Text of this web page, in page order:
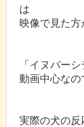
は
映像で見た方
「イヌバー
動画中心なの
実際の犬の反